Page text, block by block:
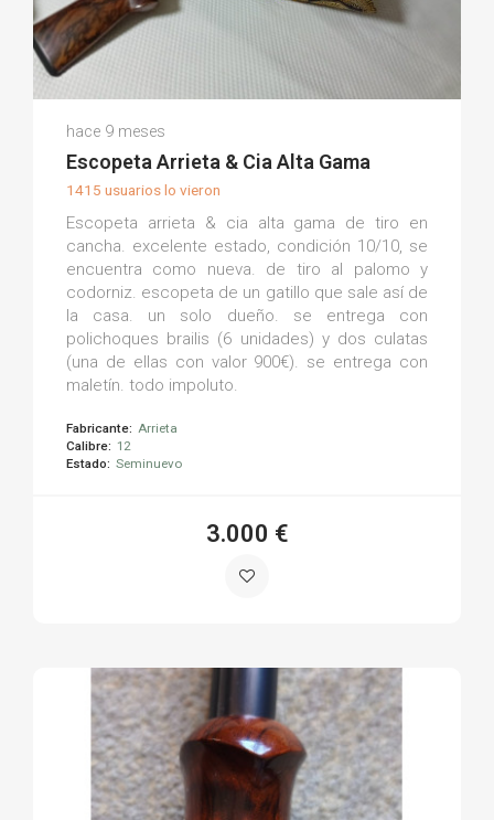
(0)
hace 9 meses
Escopeta Arrieta & Cia Alta Gama
1415 usuarios lo vieron
Escopeta arrieta & cia alta gama de tiro en
cancha. excelente estado, condición 10/10, se
encuentra como nueva. de tiro al palomo y
codorniz. escopeta de un gatillo que sale así de
la casa. un solo dueño. se entrega con
polichoques brailis (6 unidades) y dos culatas
(una de ellas con valor 900€). se entrega con
maletín. todo impoluto.
Fabricante: Arrieta
Calibre: 12
Estado: Seminuevo
3.000 €